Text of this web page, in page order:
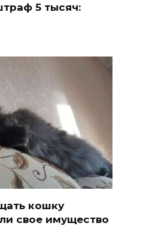
5 тысяч:
кошку
свое имущество